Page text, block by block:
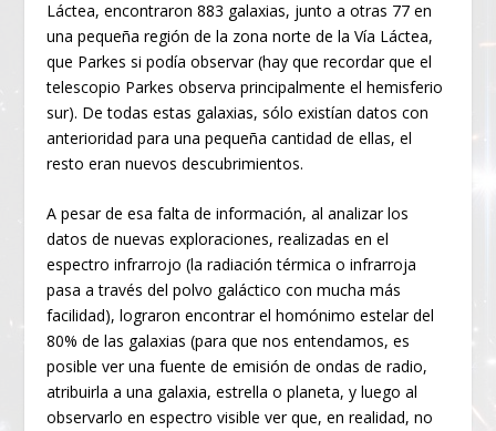
Láctea, encontraron 883 galaxias, junto a otras 77 en
una pequeña región de la zona norte de la Vía Láctea,
que Parkes si podía observar (hay que recordar que el
telescopio Parkes observa principalmente el hemisferio
sur). De todas estas galaxias, sólo existían datos con
anterioridad para una pequeña cantidad de ellas, el
resto eran nuevos descubrimientos.
A pesar de esa falta de información, al analizar los
datos de nuevas exploraciones, realizadas en el
espectro infrarrojo (la radiación térmica o infrarroja
pasa a través del polvo galáctico con mucha más
facilidad), lograron encontrar el homónimo estelar del
80% de las galaxias (para que nos entendamos, es
posible ver una fuente de emisión de ondas de radio,
atribuirla a una galaxia, estrella o planeta, y luego al
observarlo en espectro visible ver que, en realidad, no